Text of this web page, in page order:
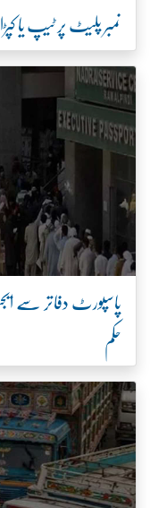
نمبر پلیٹ پر ٹیپ یا
پاسپورٹ دفاتر سے
حکم